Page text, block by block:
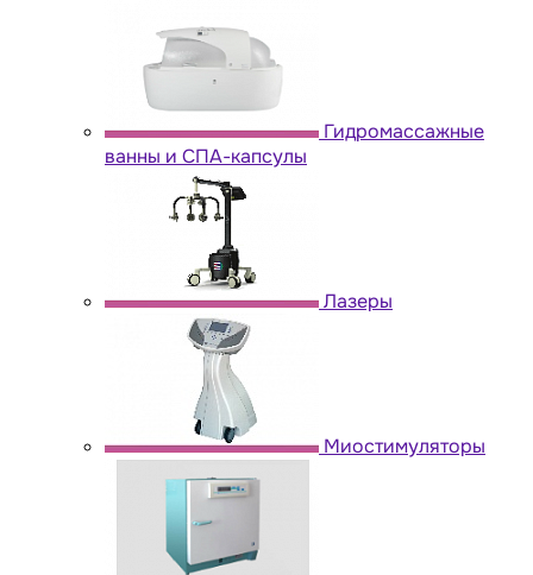
Гидромассажные
ванны и СПА-капсулы
Лазеры
Миостимуляторы